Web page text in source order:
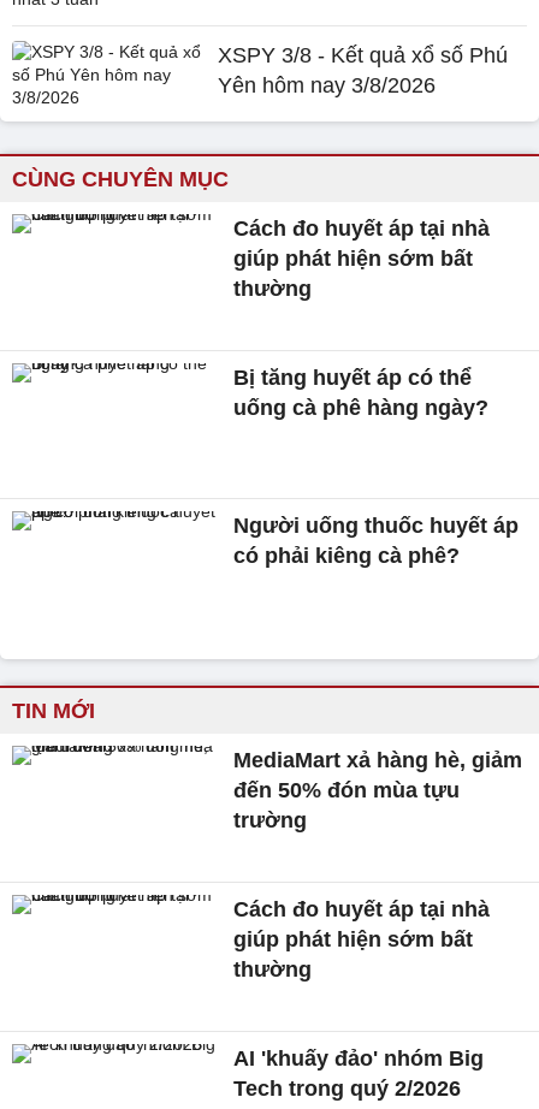
XSPY 3/8 - Kết quả xổ số Phú
Yên hôm nay 3/8/2026
CÙNG CHUYÊN MỤC
Cách đo huyết áp tại nhà
giúp phát hiện sớm bất
thường
Bị tăng huyết áp có thể
uống cà phê hàng ngày?
Người uống thuốc huyết áp
có phải kiêng cà phê?
TIN MỚI
MediaMart xả hàng hè, giảm
đến 50% đón mùa tựu
trường
Cách đo huyết áp tại nhà
giúp phát hiện sớm bất
thường
AI 'khuấy đảo' nhóm Big
Tech trong quý 2/2026